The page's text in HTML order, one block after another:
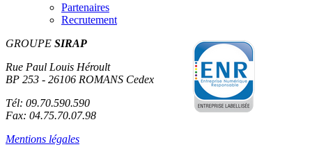
Partenaires
Recrutement
GROUPE SIRAP
Rue Paul Louis Héroult
BP 253 - 26106 ROMANS Cedex
Tél: 09.70.590.590
Fax: 04.75.70.07.98
Mentions légales